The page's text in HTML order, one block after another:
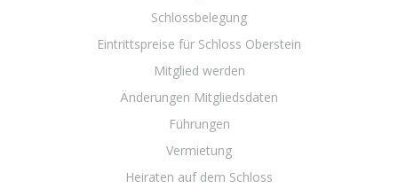
Schlossbelegung
Eintrittspreise für Schloss Oberstein
Mitglied werden
Änderungen Mitgliedsdaten
Führungen
Vermietung
Heiraten auf dem Schloss